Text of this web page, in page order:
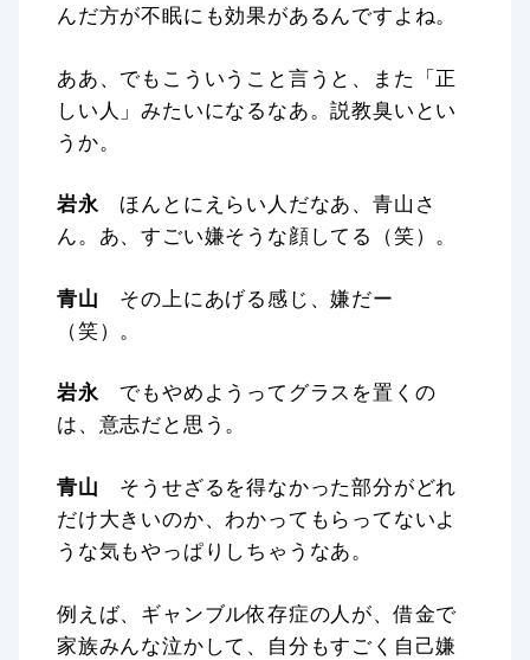
んだ方が不眠にも効果があるんですよね。
ああ、でもこういうこと言うと、また「正
しい人」みたいになるなあ。説教臭いとい
うか。
岩永ほんとにえらい人だなあ、青山さ
ん。あ、すごい嫌そうな顔してる（笑）。
青山 その上にあげる感じ、嫌だー
（笑）。
岩永でもやめようってグラスを置くの
は、意志だと思う。
青山 そうせざるを得なかった部分がどれ
だけ大きいのか、わかってもらってないよ
うな気もやっぱりしちゃうなあ。
例えば、ギャンブル依存症の人が、借金で
家族みんな泣かして、自分もすごく自己嫌